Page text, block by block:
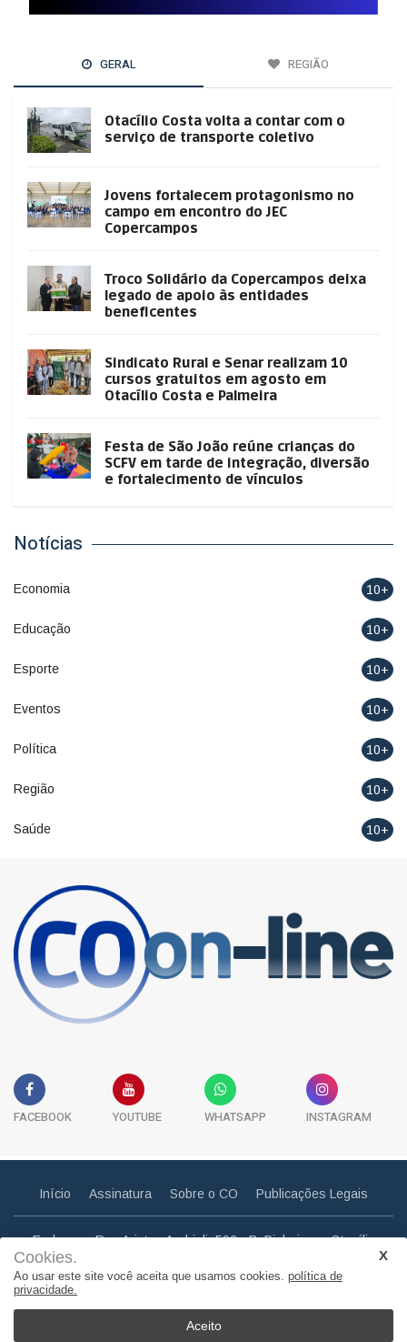
GERAL REGIÃO
Otacílio Costa volta a contar com o
serviço de transporte coletivo
Jovens fortalecem protagonismo no
campo em encontro do JEC
Copercampos
Troco Solidário da Copercampos deixa
legado de apoio às entidades
beneficentes
Sindicato Rural e Senar realizam 10
cursos gratuitos em agosto em
Otacílio Costa e Palmeira
Festa de São João reúne crianças do
SCFV em tarde de integração, diversão
e fortalecimento de vínculos
Notícias
Economia 10+
Educação 10+
Esporte 10+
Eventos 10+
Política 10+
Região 10+
Saúde 10+
FACEBOOK YOUTUBE WHATSAPP INSTAGRAM
Início Assinatura Sobre o CO Publicações Legais
Endereço: Rua Aristeu Andrioli, 592 - B. Pinheiros - Otacílio
Email: correiootaciliense@gmail.com
© Copyright 2011. Todos os direitos reservados | Correio
Cookies.
Ao usar este site você aceita que usamos cookies. política de
privacidade.
Aceito